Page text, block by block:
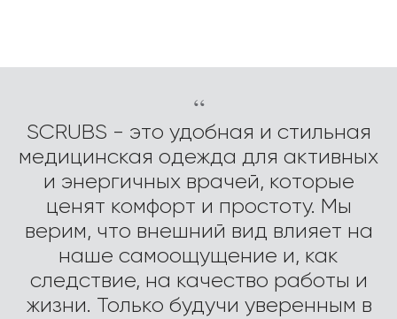
“
SCRUBS - это удобная и стильная
медицинская одежда для активных
и энергичных врачей, которые
ценят комфорт и простоту. Мы
верим, что внешний вид влияет на
наше самоощущение и, как
следствие, на качество работы и
жизни. Только будучи уверенным в